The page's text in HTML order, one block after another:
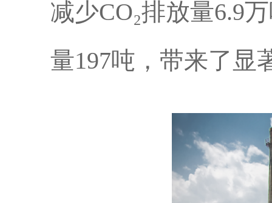
减少CO₂排放量6.9
量197吨，带来了显